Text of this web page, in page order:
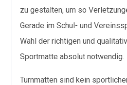
zu gestalten, um so
Gerade im Schul- und
Wahl der richtigen und
Sportmatte absolut notwendig.
Turnmatten sind kein